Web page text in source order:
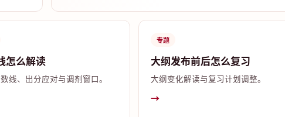
怎么解读
线、出分应对与调剂窗口。
专题
大纲发布前后怎么复习
大纲变化解读与复习计划调整。
→